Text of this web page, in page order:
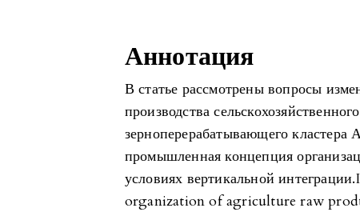
Аннотация
В статье рассмотрены вопросы
производства
зерноперерабатывающего кластера
промышленная концепция
условиях вертикальной
organization of agriculture raw